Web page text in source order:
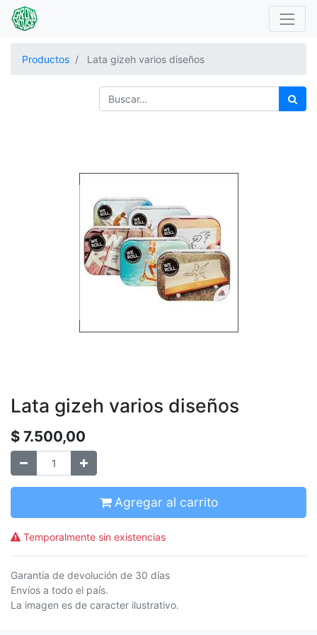
Productos Lata gizeh varios diseños
Lata gizeh varios diseños
$ 7.500,00
Agregar al carrito
Temporalmente sin existencias
Garantía de devolución de 30 días
Envíos a todo el país.
La imagen es de caracter ilustrativo.